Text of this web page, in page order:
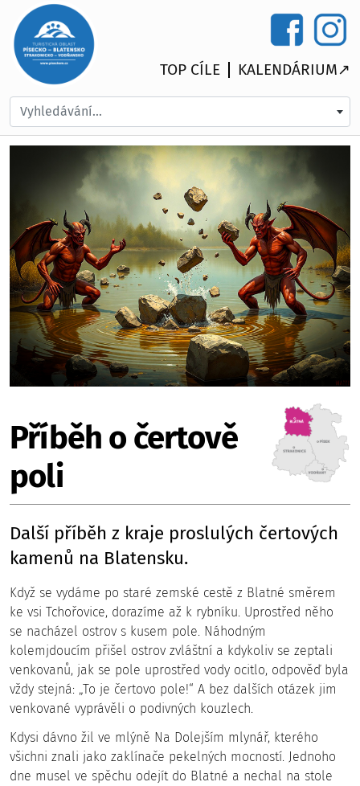
Vyhledávání...
TOP CÍLE KALENDÁRIUM↗
Příběh o čertově
poli
Další příběh z kraje proslulých čertových
kamenů na Blatensku.
Když se vydáme po staré zemské cestě z Blatné směrem
ke vsi Tchořovice, dorazíme až k rybníku. Uprostřed něho
se nacházel ostrov s kusem pole. Náhodným
kolemjdoucím přišel ostrov zvláštní a kdykoliv se zeptali
venkovanů, jak se pole uprostřed vody ocitlo, odpověď byla
vždy stejná: „To je čertovo pole!“ A bez dalších otázek jim
venkované vyprávěli o podivných kouzlech.
Kdysi dávno žil ve mlýně Na Dolejším mlynář, kterého
všichni znali jako zaklínače pekelných mocností. Jednoho
dne musel ve spěchu odejít do Blatné a nechal na stole